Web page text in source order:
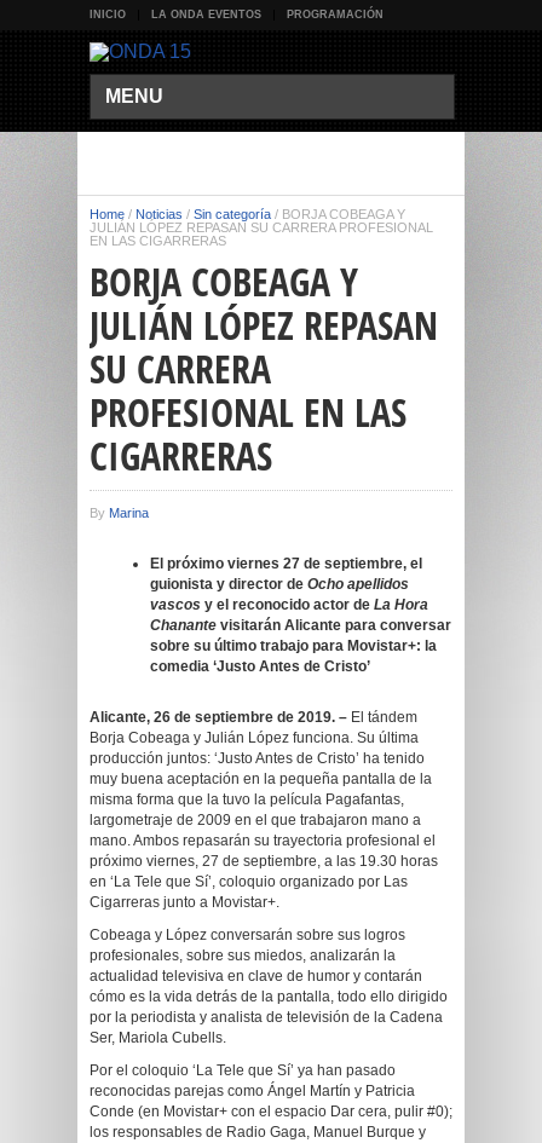
INICIO LA ONDA EVENTOS PROGRAMACIÓN
MENU
Home / Noticias / Sin categoría / BORJA COBEAGA Y
JULIÁN LÓPEZ REPASAN SU CARRERA PROFESIONAL
EN LAS CIGARRERAS
BORJA COBEAGA Y
JULIÁN LÓPEZ REPASAN
SU CARRERA
PROFESIONAL EN LAS
CIGARRERAS
By Marina
El próximo viernes 27 de septiembre, el
guionista y director de Ocho apellidos
vascos y el reconocido actor de La Hora
Chanante visitarán Alicante para conversar
sobre su último trabajo para Movistar+: la
comedia ‘Justo Antes de Cristo’
Alicante, 26 de septiembre de 2019. – El tándem
Borja Cobeaga y Julián López funciona. Su última
producción juntos: ‘Justo Antes de Cristo’ ha tenido
muy buena aceptación en la pequeña pantalla de la
misma forma que la tuvo la película Pagafantas,
largometraje de 2009 en el que trabajaron mano a
mano. Ambos repasarán su trayectoria profesional el
próximo viernes, 27 de septiembre, a las 19.30 horas
en ‘La Tele que Sí’, coloquio organizado por Las
Cigarreras junto a Movistar+.
Cobeaga y López conversarán sobre sus logros
profesionales, sobre sus miedos, analizarán la
actualidad televisiva en clave de humor y contarán
cómo es la vida detrás de la pantalla, todo ello dirigido
por la periodista y analista de televisión de la Cadena
Ser, Mariola Cubells.
Por el coloquio ‘La Tele que Sí’ ya han pasado
reconocidas parejas como Ángel Martín y Patricia
Conde (en Movistar+ con el espacio Dar cera, pulir #0);
los responsables de Radio Gaga, Manuel Burque y